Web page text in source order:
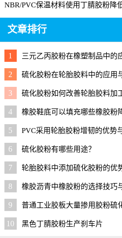
NBR/PVC保温材料使用丁腈胶粉降
文章排行
1 三元乙丙胶粉在橡塑制品中的
2 硫化胶粉在轮胎胶料中的应用
3 硫化胶粉如何改善轮胎胶料加
4 橡胶鞋底可以填充哪些橡胶粉
5 PVC采用轮胎胶粉增韧的优势
6 硫化胶粉有哪些用途？
7 轮胎胶料中添加硫化胶粉的优
8 橡胶沥青中橡胶粉的选择技巧
9 普通工业胶板大量掺用胶粉硫
10 黑色丁腈胶粉生产刹车片